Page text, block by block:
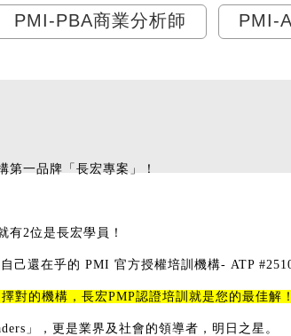
PMI-PBA商業分析師 PMI-
第一品牌「長宏專案」！
有2位是長宏學員！
自己還在乎的PMI 官方授權培訓機構- ATP
對的機構，長宏PMP認證培訓就是您的最佳解
」，更是業界及社會的領導者，明日之星。